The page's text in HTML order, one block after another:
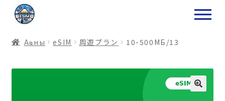
ナ
ビ
ー
ョ
コ
ン
ン
ス
Аҩны еSIM 周遊プラン 10-500МБ/13